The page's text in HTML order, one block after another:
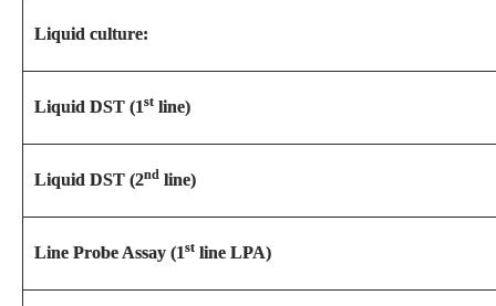
Liquid culture:
Liquid DST (1st line)
Liquid DST (2nd line)
Line Probe Assay (1st line LPA)